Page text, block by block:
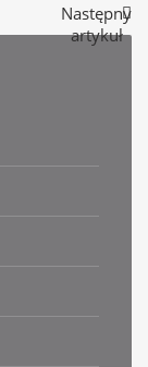
Następny
artykuł